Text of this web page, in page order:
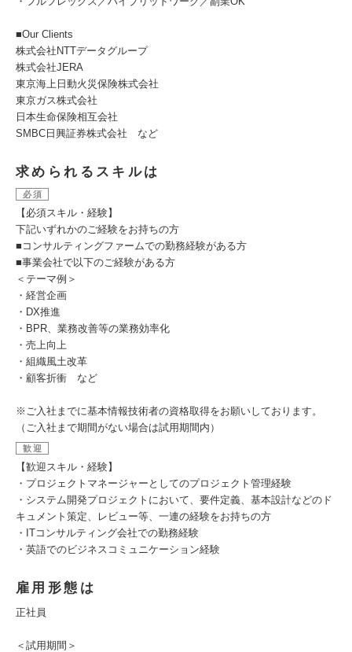
■Our Clients
株式会社NTTデータグループ
株式会社JERA
東京海上日動火災保険株式会社
東京ガス株式会社
日本生命保険相互会社
SMBC日興証券株式会社 など
求められるスキルは
必須
【必須スキル・経験】
下記いずれかのご経験をお持ちの方
■コンサルティングファームでの勤務経験がある方
■事業会社で以下のご経験がある方
＜テーマ例＞
・経営企画
・DX推進
・BPR、業務改善等の業務効率化
・売上向上
・組織風土改革
・顧客折衝 など
※ご入社までに基本情報技術者の資格取得をお願いしております。
（ご入社まで期間がない場合は試用期間内）
歓迎
【歓迎スキル・経験】
・プロジェクトマネージャーとしてのプロジェクト管理経験
・システム開発プロジェクトにおいて、要件定義、基本設計などのド
キュメント策定、レビュー等、一連の経験をお持ちの方
・ITコンサルティング会社での勤務経験
・英語でのビジネスコミュニケーション経験
雇用形態は
正社員
＜試用期間＞